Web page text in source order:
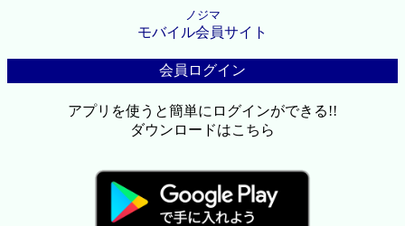
ノジマ
モバイル会員サイト
会員ログイン
アプリを使うと簡単にログインができる!!
ダウンロードはこちら